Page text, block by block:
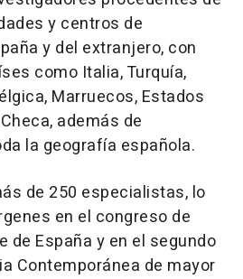
y centros de
y del extranjero, con
como Italia, Turquía,
Marruecos, Estados
además de
la geografía española.
de 250 especialistas, lo
en el congreso de
de España y en el segundo
Contemporánea de mayor